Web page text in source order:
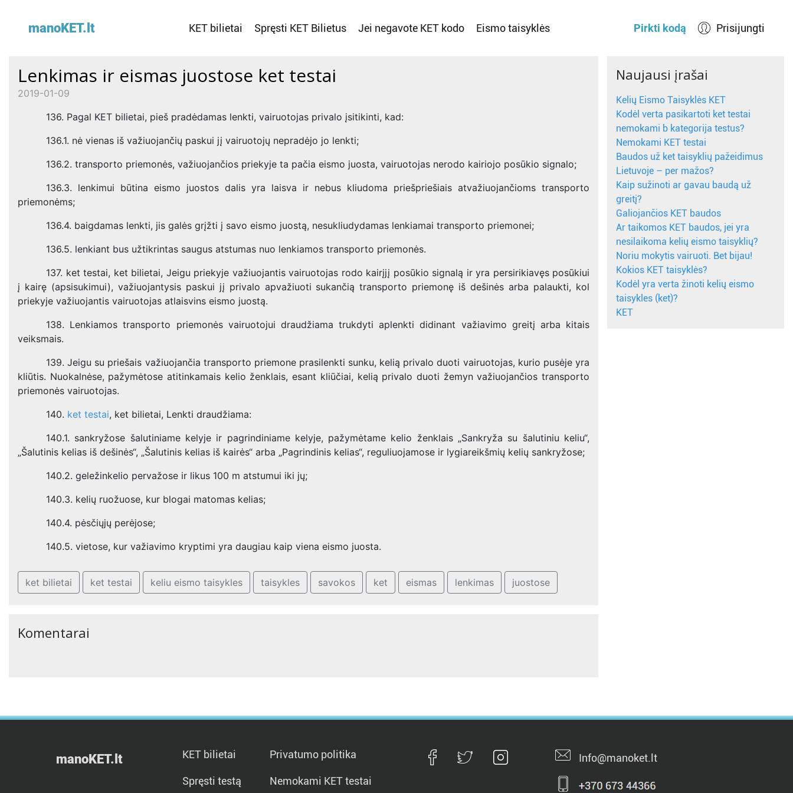
manoKET.lt KET bilietai Spręsti KET Bilietus Jei negavote KET kodo Eismo taisyklės Pirkti kodą Prisijungti
Lenkimas ir eismas juostose ket testai
2019-01-09
136. Pagal KET bilietai, pieš pradėdamas lenkti, vairuotojas privalo įsitikinti, kad:
136.1. nė vienas iš važiuojančių paskui jį vairuotojų nepradėjo jo lenkti;
136.2. transporto priemonės, važiuojančios priekyje ta pačia eismo juosta, vairuotojas nerodo kairiojo posūkio signalo;
136.3. lenkimui būtina eismo juostos dalis yra laisva ir nebus kliudoma priešpriešiais atvažiuojančioms transporto
priemonėms;
136.4. baigdamas lenkti, jis galės grįžti į savo eismo juostą, nesukliudydamas lenkiamai transporto priemonei;
136.5. lenkiant bus užtikrintas saugus atstumas nuo lenkiamos transporto priemonės.
137. ket testai, ket bilietai, Jeigu priekyje važiuojantis vairuotojas rodo kairįjį posūkio signalą ir yra persirikiavęs posūkiui
į kairę (apsisukimui), važiuojantysis paskui jį privalo apvažiuoti sukančią transporto priemonę iš dešinės arba palaukti, kol
priekyje važiuojantis vairuotojas atlaisvins eismo juostą.
138. Lenkiamos transporto priemonės vairuotojui draudžiama trukdyti aplenkti didinant važiavimo greitį arba kitais
veiksmais.
139. Jeigu su priešais važiuojančia transporto priemone prasilenkti sunku, kelią privalo duoti vairuotojas, kurio pusėje yra
kliūtis. Nuokalnėse, pažymėtose atitinkamais kelio ženklais, esant kliūčiai, kelią privalo duoti žemyn važiuojančios transporto
priemonės vairuotojas.
140. ket testai, ket bilietai, Lenkti draudžiama:
140.1. sankryžose šalutiniame kelyje ir pagrindiniame kelyje, pažymėtame kelio ženklais „Sankryža su šalutiniu keliu“,
„Šalutinis kelias iš dešinės“, „Šalutinis kelias iš kairės“ arba „Pagrindinis kelias“, reguliuojamose ir lygiareikšmių kelių sankryžose;
140.2. geležinkelio pervažose ir likus 100 m atstumui iki jų;
140.3. kelių ruožuose, kur blogai matomas kelias;
140.4. pėsčiųjų perėjose;
140.5. vietose, kur važiavimo kryptimi yra daugiau kaip viena eismo juosta.
ket bilietai ket testai keliu eismo taisykles taisykles savokos ket eismas lenkimas juostose
Komentarai
Naujausi įrašai
Kelių Eismo Taisyklės KET
Kodėl verta pasikartoti ket testai
nemokami b kategorija testus?
Nemokami KET testai
Baudos už ket taisyklių pažeidimus
Lietuvoje – per mažos?
Kaip sužinoti ar gavau baudą už
greitį?
Galiojančios KET baudos
Ar taikomos KET baudos, jei yra
nesilaikoma kelių eismo taisyklių?
Noriu mokytis vairuoti. Bet bijau!
Kokios KET taisyklės?
Kodėl yra verta žinoti kelių eismo
taisykles (ket)?
KET
manoKET.lt KET bilietai
Spręsti testą
Privatumo politika
Nemokami KET testai
Info@manoket.lt